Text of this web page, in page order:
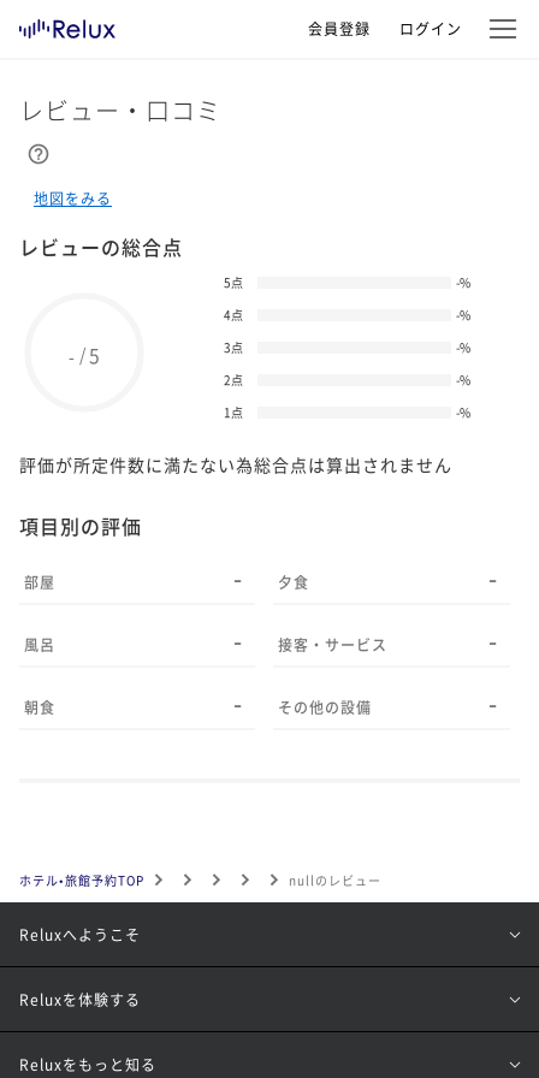
会員登録 ログイン
レビュー・口コミ
地図をみる
レビューの総合点
- /5
5点 -%
4点
-%
3点
-%
2点
-%
1点
-%
評価が所定件数に満たない為総合点は算出されません
項目別の評価
部屋 -
風呂 -
朝食 -
夕食 -
接客・サービス -
その他の設備 -
ホテル•旅館予約TOP nullのレビュー
Reluxへようこそ
Reluxを体験する
Reluxをもっと知る